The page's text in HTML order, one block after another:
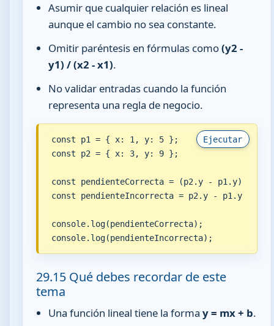
Asumir que cualquier relación es lineal
aunque el cambio no sea constante.
Omitir paréntesis en fórmulas como(y2 -
y1) / (x2 - x1).
No validar entradas cuando la función
representa una regla de negocio.
Ejecutar
const p1 = { x: 1, y: 5 };
const p2 = { x: 3, y: 9 };
const pendienteCorrecta = (p2.y - p1.y) /
const pendienteIncorrecta = p2.y - p1.y /
console.log(pendienteCorrecta);
console.log(pendienteIncorrecta);
29.15 Qué debes recordar de este
tema
Una función lineal tiene la formay = mx + b.